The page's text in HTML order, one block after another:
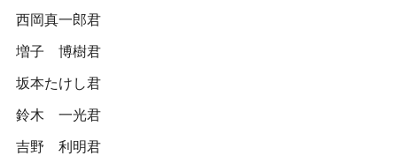
西岡真一郎君
増子 博樹君
坂本たけし君
鈴木 一光君
吉野 利明君